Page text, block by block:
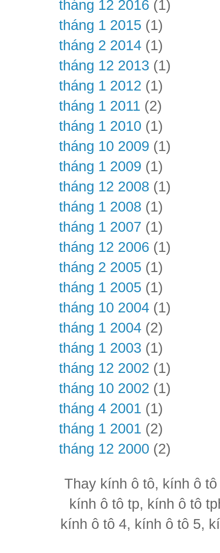
tháng 12 2016 (1)
tháng 1 2015 (1)
tháng 2 2014 (1)
tháng 12 2013 (1)
tháng 1 2012 (1)
tháng 1 2011 (2)
tháng 1 2010 (1)
tháng 10 2009 (1)
tháng 1 2009 (1)
tháng 12 2008 (1)
tháng 1 2008 (1)
tháng 1 2007 (1)
tháng 12 2006 (1)
tháng 2 2005 (1)
tháng 1 2005 (1)
tháng 10 2004 (1)
tháng 1 2004 (2)
tháng 1 2003 (1)
tháng 12 2002 (1)
tháng 10 2002 (1)
tháng 4 2001 (1)
tháng 1 2001 (2)
tháng 12 2000 (2)
Thay kính ô tô, kính ô
kính ô tô tp, kính ô tô
kính ô tô 4, kính ô tô 5,